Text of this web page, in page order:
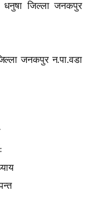
धनुषा जिल्ला जनकपुर
जिल्ला जनकपुर न.पा.वडा